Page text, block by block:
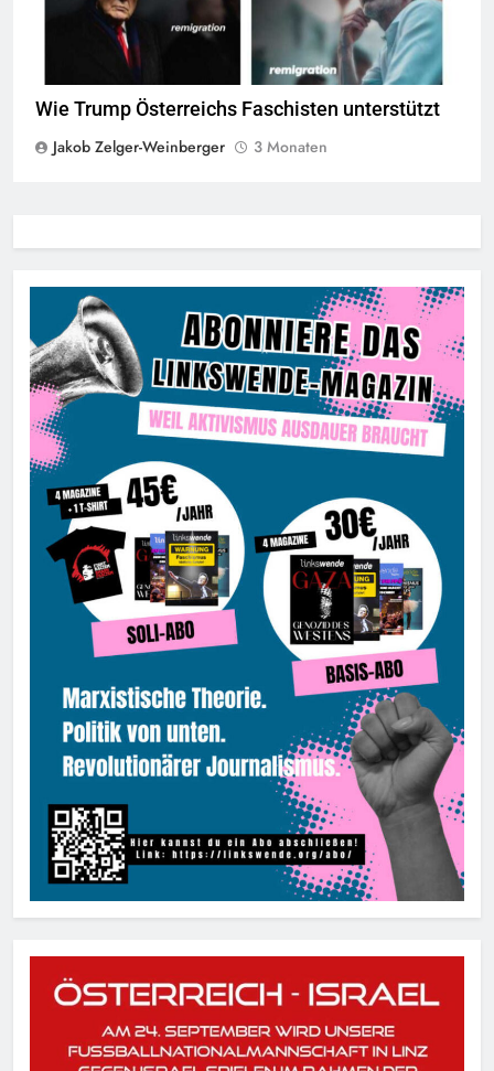
Wie Trump Österreichs Faschisten unterstützt
Jakob Zelger-Weinberger
3 Monaten